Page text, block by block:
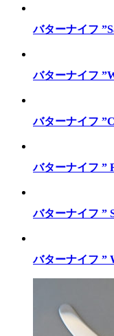
バターナイフ
バターナイフ
バターナイフ
バターナイフ ”
バターナイフ ”
バターナイフ ”